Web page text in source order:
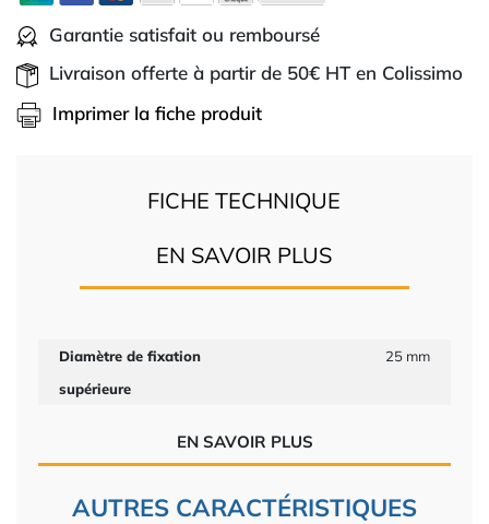
Garantie satisfait ou remboursé
Livraison offerte à partir de 50€ HT en Colissimo
Imprimer la fiche produit
FICHE TECHNIQUE
EN SAVOIR PLUS
Diamètre de fixation
supérieure
25 mm
EN SAVOIR PLUS
AUTRES CARACTÉRISTIQUES